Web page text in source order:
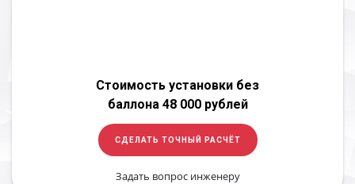
Стоимость установки без
баллона 48 000 рублей
СДЕЛАТЬ ТОЧНЫЙ РАСЧЁТ
Задать вопрос инженеру